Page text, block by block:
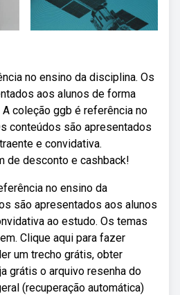
no ensino da disciplina. Os
aos alunos de forma
coleção ggb é referência no
conteúdos são apresentados
e convidativa.
de desconto e cashback!
no ensino da
são apresentados aos alunos
ao estudo. Os temas
Clique aqui para fazer
um trecho grátis, obter
grátis o arquivo resenha do
(recuperação automática)